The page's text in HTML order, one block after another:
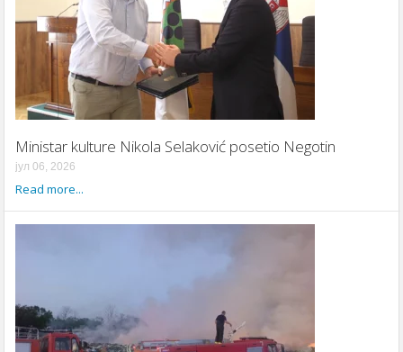
Ministar kulture Nikola Selaković posetio Negotin
јул 06, 2026
Read more...